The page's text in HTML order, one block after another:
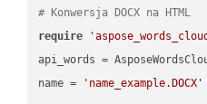
# Konwersja DOCX na HTML
require
api_words =
name =
'name_example.DOCX'